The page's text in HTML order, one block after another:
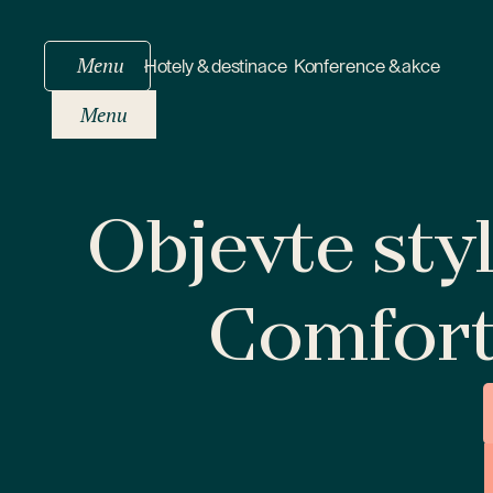
Menu
Menu
Hotely & destinace Konference & akce
Objevte